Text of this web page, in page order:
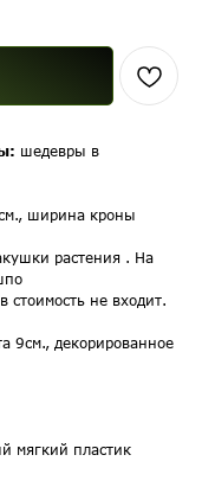
шедевры в
ширина кроны
растения . На
не входит.
9см., декорированное
мягкий пластик